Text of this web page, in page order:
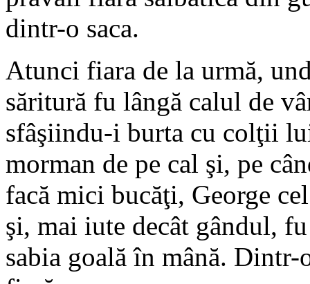
dintr-o saca.
Atunci fiara de la urmă,
săritură fu lângă calul de
sfâşiindu-i burta cu colţii
morman de pe cal şi, pe
facă mici bucăţi, George
şi, mai iute decât gândul,
sabia goală în mână.